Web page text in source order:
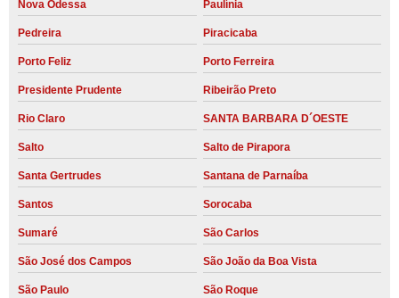
Nova Odessa Paulínia
Pedreira Piracicaba
Porto Feliz Porto Ferreira
Presidente Prudente Ribeirão Preto
Rio Claro SANTA BARBARA D´OESTE
Salto Salto de Pirapora
Santa Gertrudes Santana de Parnaíba
Santos Sorocaba
Sumaré São Carlos
São José dos Campos São João da Boa Vista
São Paulo São Roque